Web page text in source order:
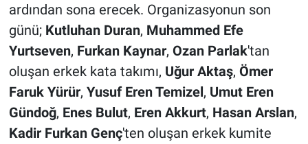
ardından sona erecek. Organizasyonun son
günü; Kutluhan Duran, Muhammed Efe
Yurtseven, Furkan Kaynar, Ozan Parlak'tan
oluşan erkek kata takımı, Uğur Aktaş, Ömer
Faruk Yürür, Yusuf Eren Temizel, Umut Eren
Gündoğ, Enes Bulut, Eren Akkurt, Hasan Arslan,
Kadir Furkan Genç'ten oluşan erkek kumite